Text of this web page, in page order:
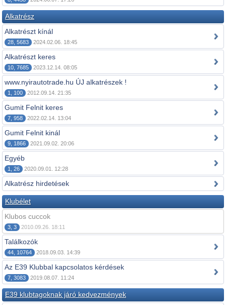
Alkatrész
Alkatrészt kínál
28, 5683 2024.02.06. 18:45
Alkatrészt keres
10, 7685 2023.12.14. 08:05
www.nyirautotrade.hu ÚJ alkatrészek !
1, 100 2012.09.14. 21:35
Gumit Felnit keres
7, 958 2022.02.14. 13:04
Gumit Felnit kinál
9, 1866 2021.09.02. 20:06
Egyéb
1, 26 2020.09.01. 12:28
Alkatrész hirdetések
Klubélet
Klubos cuccok
3, 3 2010.09.26. 18:11
Találkozók
44, 10764 2018.09.03. 14:39
Az E39 Klubbal kapcsolatos kérdések
7, 3083 2019.08.07. 11:24
E39 klubtagoknak járó kedvezmények